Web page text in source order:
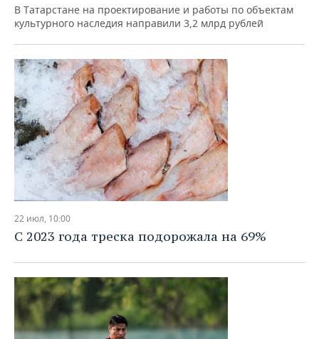
В Татарстане на проектирование и работы по объектам
культурного наследия направили 3,2 млрд рублей
22 июл, 10:00
С 2023 года треска подорожала на 69%